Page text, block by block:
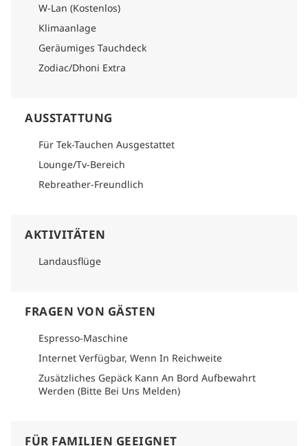
W-Lan (Kostenlos)
Klimaanlage
Geräumiges Tauchdeck
Zodiac/Dhoni Extra
AUSSTATTUNG
Für Tek-Tauchen Ausgestattet
Lounge/Tv-Bereich
Rebreather-Freundlich
AKTIVITÄTEN
Landausflüge
FRAGEN VON GÄSTEN
Espresso-Maschine
Internet Verfügbar, Wenn In Reichweite
Zusätzliches Gepäck Kann An Bord Aufbewahrt
Werden (Bitte Bei Uns Melden)
FÜR FAMILIEN GEEIGNET